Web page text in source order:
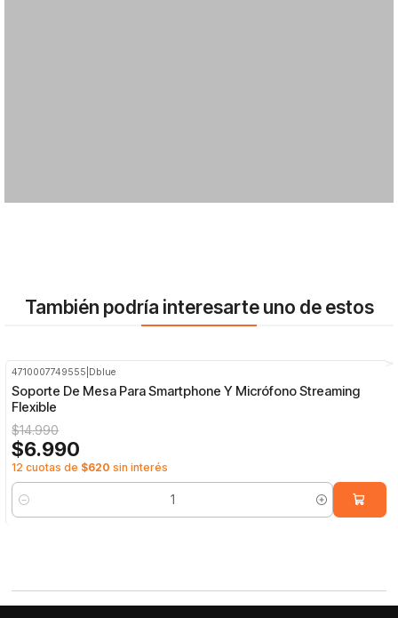
También podría interesarte uno de estos
4710007749555 Dblue
Soporte De Mesa Para Smartphone Y Micrófono Streaming
Flexible
$14.990
$6.990
12 cuotas de $620 sin interés
Cantidad